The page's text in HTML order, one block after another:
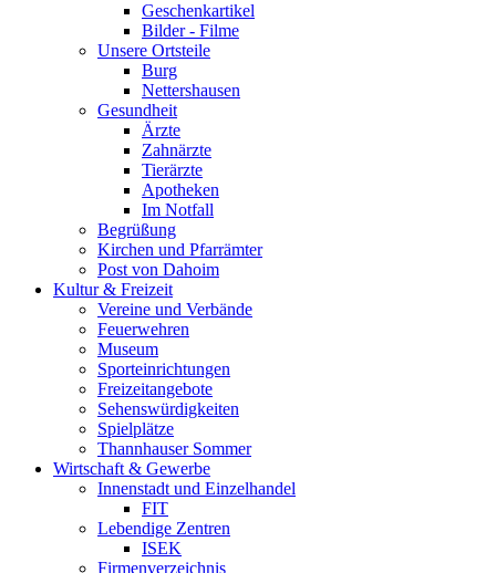
Geschenkartikel
Bilder - Filme
Unsere Ortsteile
Burg
Nettershausen
Gesundheit
Ärzte
Zahnärzte
Tierärzte
Apotheken
Im Notfall
Begrüßung
Kirchen und Pfarrämter
Post von Dahoim
Kultur & Freizeit
Vereine und Verbände
Feuerwehren
Museum
Sporteinrichtungen
Freizeitangebote
Sehenswürdigkeiten
Spielplätze
Thannhauser Sommer
Wirtschaft & Gewerbe
Innenstadt und Einzelhandel
FIT
Lebendige Zentren
ISEK
Firmenverzeichnis